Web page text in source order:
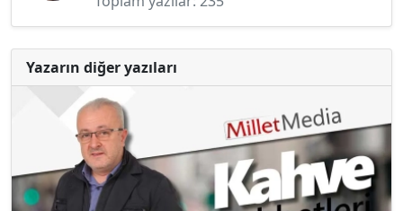
Yazarın diğer yazıları